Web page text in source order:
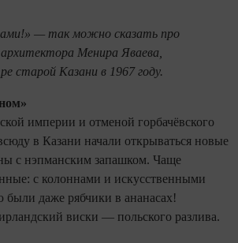
— так можно сказать про
Менира Яваева,
старой Казани в 1967 году.
империи и отменой горбачёвского
в Казани начали открываться новые
с нэпманским запашком. Чаще
с колоннами и искусственными
даже рябчики в ананасах!
виски — польского разлива.